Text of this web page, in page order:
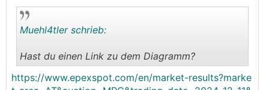
..
Muehl4tler schrieb:
Hast du einen Link zu dem Diagramm?
https://www.epexspot.com/en/market-results?marke